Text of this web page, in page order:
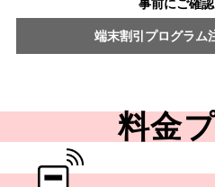
事前にご確
端末割引プログラム
料金